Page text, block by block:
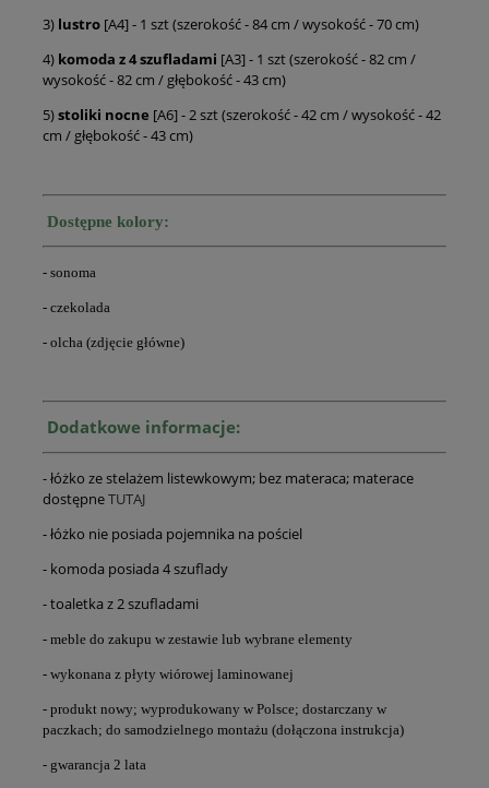
3) lustro [A4] - 1 szt (szerokość - 84 cm / wysokość - 70 cm)
4) komoda z 4 szufladami [A3] - 1 szt (szerokość - 82 cm /
wysokość - 82 cm / głębokość - 43 cm)
5)stoliki nocne [A6] - 2 szt (szerokość - 42 cm / wysokość - 42
cm / głębokość - 43 cm)
Dostępne kolory:
- sonoma
- czekolada
- olcha (zdjęcie główne)
Dodatkowe informacje:
- łóżko ze stelażem listewkowym; bez materaca; materace
dostępneTUTAJ
- łóżko nie posiada pojemnika na pościel
- komoda posiada 4 szuflady
- toaletka z 2 szufladami
- meble do zakupu w zestawie lub wybrane elementy
- wykonana z płyty wiórowej laminowanej
- produkt nowy; wyprodukowany w Polsce; dostarczany w
paczkach; do samodzielnego montażu (dołączona instrukcja)
- gwarancja 2 lata